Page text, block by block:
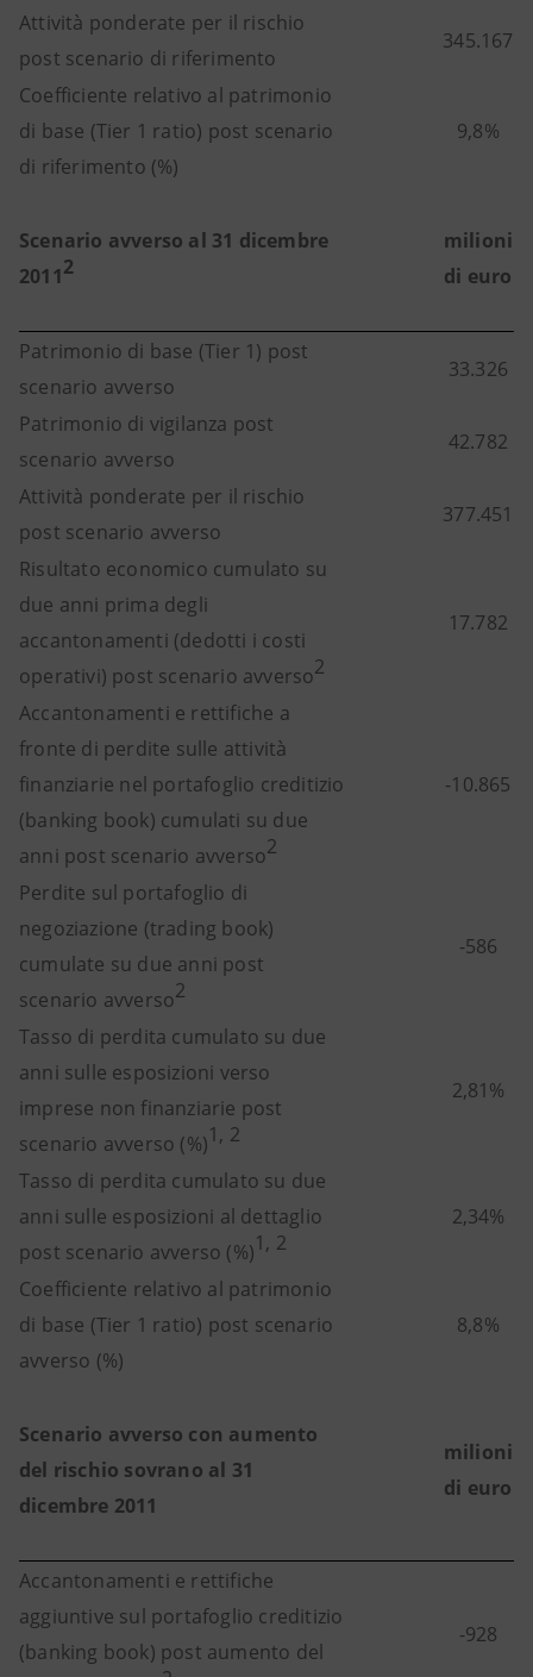
Attività ponderate per il rischio
post scenario di riferimento
345.167
Coefficiente relativo al patrimonio
di base (Tier 1 ratio) post scenario
di riferimento (%)
9,8%
Scenario avverso al 31 dicembre
20112
milioni
di euro
Patrimonio di base (Tier 1) post
scenario avverso
33.326
Patrimonio di vigilanza post
scenario avverso
42.782
Attività ponderate per il rischio
post scenario avverso
377.451
Risultato economico cumulato su
due anni prima degli
accantonamenti (dedotti i costi
operativi) post scenario avverso2
17.782
Accantonamenti e rettifiche a
fronte di perdite sulle attività
finanziarie nel portafoglio creditizio
(banking book) cumulati su due
anni post scenario avverso2
-10.865
Perdite sul portafoglio di
negoziazione (trading book)
cumulate su due anni post
scenario avverso2
-586
Tasso di perdita cumulato su due
anni sulle esposizioni verso
imprese non finanziarie post
scenario avverso (%)1, 2
2,81%
Tasso di perdita cumulato su due
anni sulle esposizioni al dettaglio
post scenario avverso (%)1, 2
2,34%
Coefficiente relativo al patrimonio
di base (Tier 1 ratio) post scenario
avverso (%)
8,8%
Scenario avverso con aumento
del rischio sovrano al 31
dicembre 2011
milioni
di euro
Accantonamenti e rettifiche
aggiuntive sul portafoglio creditizio
(banking book) post aumento del
-928